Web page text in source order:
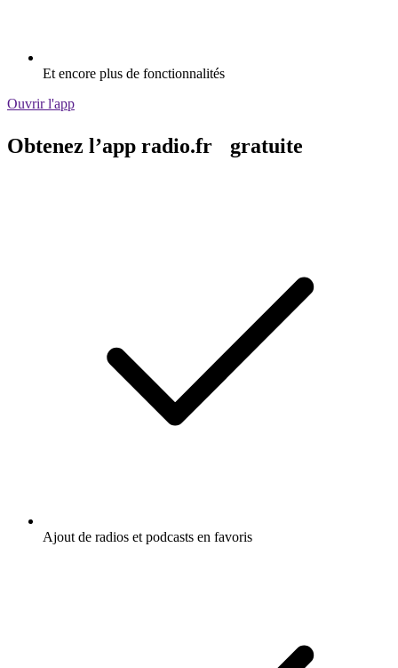
Et encore plus de fonctionnalités
Ouvrir l'app
Obtenez l’app radio.fr gratuite
Ajout de radios et podcasts en favoris